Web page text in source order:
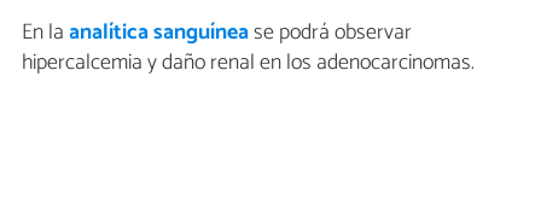
En laanalítica sanguínease podrá observar
hipercalcemia y daño renal en los adenocarcinomas.